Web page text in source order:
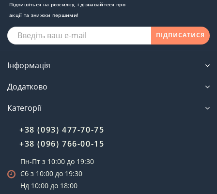
Підпишіться на розсилку, і дізнавайтеся про
акції та знижки першими!
ПІДПИСАТИСЯ
Інформація
Додатково
Категорії
+38 (093) 477-70-75
+38 (096) 766-00-15
Пн-Пт з 10:00 до 19:30
Сб з 10:00 до 19:30
Нд 10:00 до 18:00